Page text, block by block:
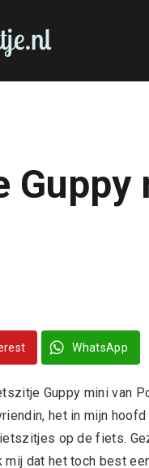
WhatsApp
Guppy mini van
het in mijn
op de fiets.
dat het toch best